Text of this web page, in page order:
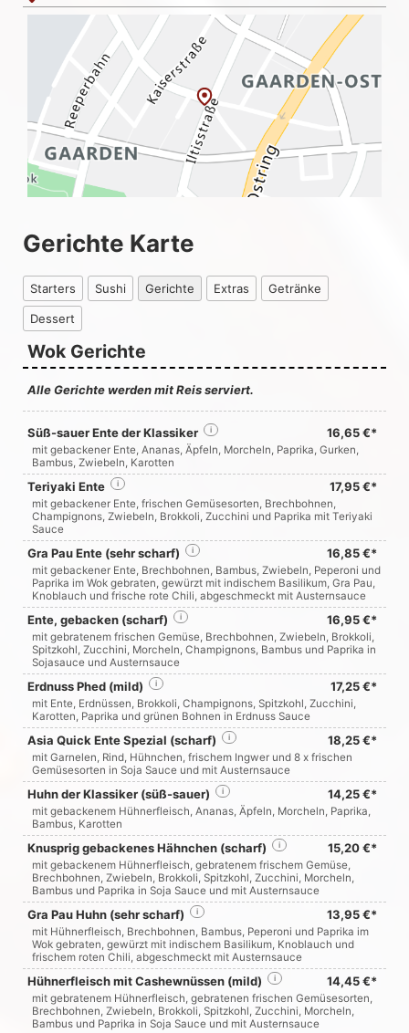
Gerichte Karte
Starters Sushi Gerichte Extras Getränke
Dessert
Wok Gerichte
Alle Gerichte werden mit Reis serviert.
Süß-sauer Ente der Klassiker 16,65 €*
i
mit gebackener Ente, Ananas, Äpfeln, Morcheln, Paprika, Gurken,
Bambus, Zwiebeln, Karotten
Teriyaki Ente 17,95 €*
i
mit gebackener Ente, frischen Gemüsesorten, Brechbohnen,
Champignons, Zwiebeln, Brokkoli, Zucchini und Paprika mit Teriyaki
Sauce
Gra Pau Ente (sehr scharf) 16,85 €*
i
mit gebackener Ente, Brechbohnen, Bambus, Zwiebeln, Peperoni und
Paprika im Wok gebraten, gewürzt mit indischem Basilikum, Gra Pau,
Knoblauch und frische rote Chili, abgeschmeckt mit Austernsauce
Ente, gebacken (scharf) 16,95 €*
i
mit gebratenem frischen Gemüse, Brechbohnen, Zwiebeln, Brokkoli,
Spitzkohl, Zucchini, Morcheln, Champignons, Bambus und Paprika in
Sojasauce und Austernsauce
Erdnuss Phed (mild) 17,25 €*
i
mit Ente, Erdnüssen, Brokkoli, Champignons, Spitzkohl, Zucchini,
Karotten, Paprika und grünen Bohnen in Erdnuss Sauce
Asia Quick Ente Spezial (scharf) 18,25 €*
i
mit Garnelen, Rind, Hühnchen, frischem Ingwer und 8 x frischen
Gemüsesorten in Soja Sauce und mit Austernsauce
Huhn der Klassiker (süß-sauer) 14,25 €*
i
mit gebackenem Hühnerfleisch, Ananas, Äpfeln, Morcheln, Paprika,
Bambus, Karotten
Knusprig gebackenes Hähnchen (scharf) 15,20 €*
i
mit gebackenem Hühnerfleisch, gebratenem frischem Gemüse,
Brechbohnen, Zwiebeln, Brokkoli, Spitzkohl, Zucchini, Morcheln,
Bambus und Paprika in Soja Sauce und mit Austernsauce
Gra Pau Huhn (sehr scharf) 13,95 €*
i
mit Hühnerfleisch, Brechbohnen, Bambus, Peperoni und Paprika im
Wok gebraten, gewürzt mit indischem Basilikum, Knoblauch und
frischem roten Chili, abgeschmeckt mit Austernsauce
Hühnerfleisch mit Cashewnüssen (mild) 14,45 €*
i
mit gebratenem Hühnerfleisch, gebratenen frischen Gemüsesorten,
Brechbohnen, Zwiebeln, Brokkoli, Spitzkohl, Zucchini, Morcheln,
Bambus und Paprika in Soja Sauce und mit Austernsauce